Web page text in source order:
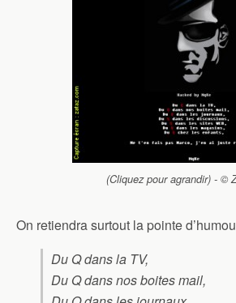
(Cliquez pour agrandir) - ©
On retiendra surtout la pointe
Du Q dans la TV,
Du Q dans nos boites mail,